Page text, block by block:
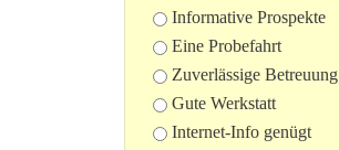
Informative Prospekte
Eine Probefahrt
Zuverlässige Betreuung
Gute Werkstatt
Internet-Info genügt